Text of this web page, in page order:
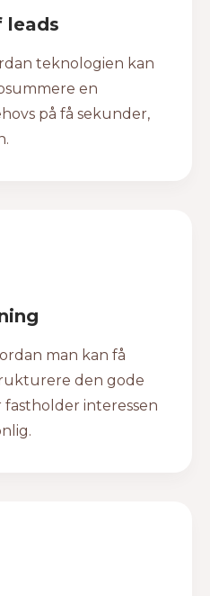
leads
teknologien kan
en
på få sekunder,
man kan få
den gode
interessen